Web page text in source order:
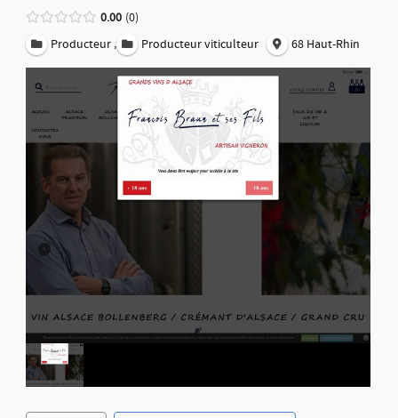
0.00 0
Producteur , Producteur viticulteur 68 Haut-Rhin